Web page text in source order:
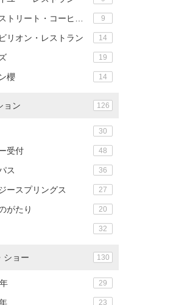
リート・コーヒーハウス 9
リオン・レストラン 14
19
櫻 14
ョン 126
30
受付 48
ス 36
ースプリングス 27
がたり 20
32
ショー 130
29
23